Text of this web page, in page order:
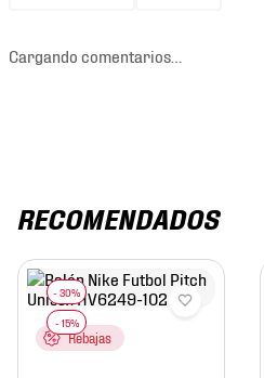
Cargando comentarios…
RECOMENDADOS
Rebajas